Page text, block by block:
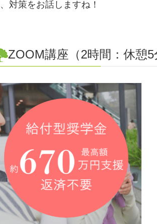
対策をお話しますね！
ZOOM講座（2時間：休憩5